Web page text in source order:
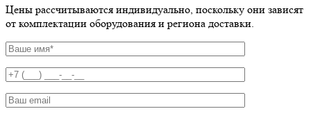
Цены рассчитываются индивидуально, поскольку они зависят
от комплектации оборудования и региона доставки.